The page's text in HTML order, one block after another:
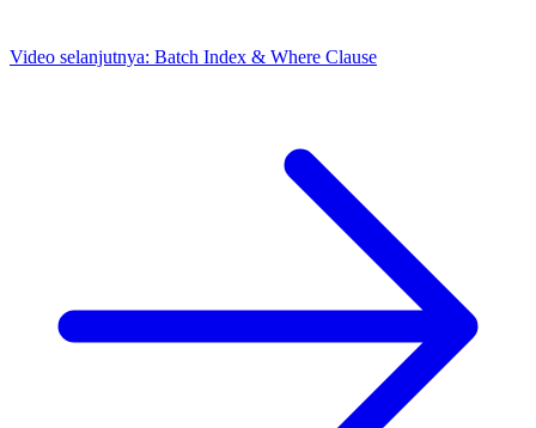
Video selanjutnya: Batch Index & Where Clause